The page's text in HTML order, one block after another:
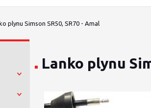
plynu Simson SR50, SR70 - Amal
Lanko plynu